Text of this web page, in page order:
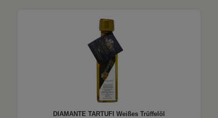
DIAMANTE TARTUFI Weißes Trüffelöl